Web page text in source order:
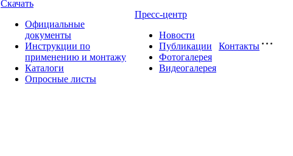
Скачать
Официальные
документы
Инструкции по
применению и монтажу
Каталоги
Опросные листы
Пресс-центр
Новости
Публикации
Фотогалерея
Видеогалерея
Контакты